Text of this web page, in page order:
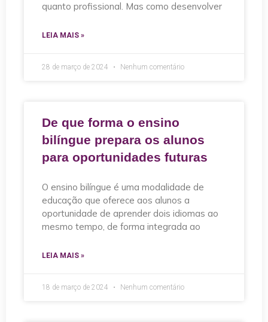
quanto profissional. Mas como desenvolver
LEIA MAIS »
28 de março de 2024 Nenhum comentário
De que forma o ensino
bilíngue prepara os alunos
para oportunidades futuras
O ensino bilíngue é uma modalidade de
educação que oferece aos alunos a
oportunidade de aprender dois idiomas ao
mesmo tempo, de forma integrada ao
LEIA MAIS »
18 de março de 2024 Nenhum comentário